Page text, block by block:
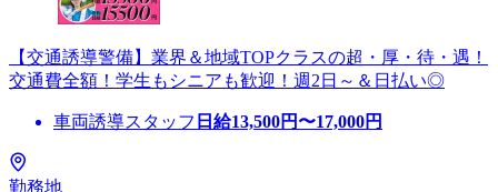
【交通誘導警備】業界＆地域TOPクラスの超・厚・待・遇！
交通費全額！学生もシニアも歓迎！週2日～＆日払い◎
車両誘導スタッフ 日給13,500円〜17,000円
勤務地